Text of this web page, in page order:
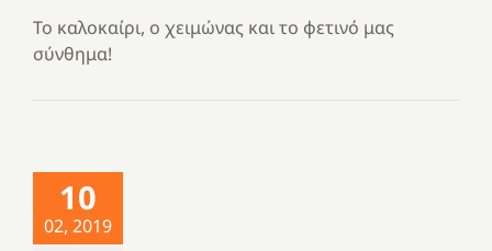
Το καλοκαίρι, ο χειμώνας και το φετινό μας
σύνθημα!
10
02, 2019